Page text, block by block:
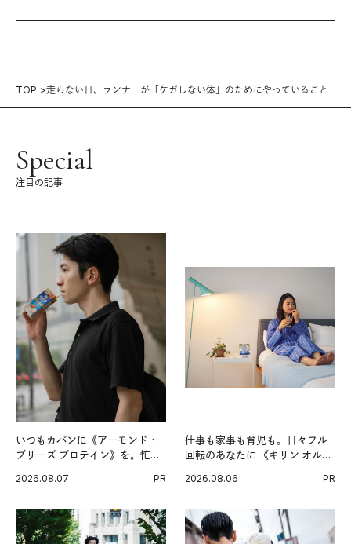
TOP 走らない日、ランナーが「ケガしない体」のためにやっていること
Special
注目の記事
いつもカバンに《アーモンド・
ブリーズ プロテイン》を。忙し
グ習慣。
2026.08.07 PR
仕事も家事も育児も。日々フル
回転のあなたに 《キリン オルニ
2026.08.06 PR